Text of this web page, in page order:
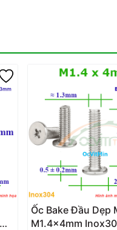
Ốc Bake Đầu Dẹp
M1.4x4mm